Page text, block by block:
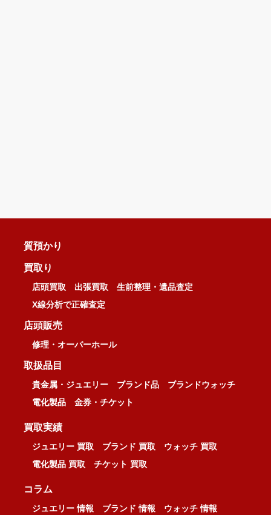
質預かり
買取り
店頭買取 出張買取
生前整理・遺品査定
X線分析で正確査定
店頭販売
修理・オーバーホール
取扱品目
貴金属・ジュエリー ブランド品
ブランドウォッチ
電化製品
金券・チケット
買取実績
ジュエリー 買取 ブランド 買取
ウォッチ 買取
電化製品 買取
チケット 買取
コラム
ジュエリー 情報 ブランド 情報 ウォッチ 情報